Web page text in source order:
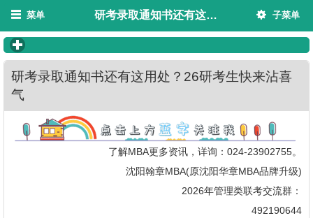
研考录取通知书还有这用处？26研考生快来沾喜气
菜单 子菜单
click to expand contents
研考录取通知书还有这用处？26研考生快来沾喜
气
了解MBA更多资讯，详询：024-23902755。
沈阳翰章MBA(原沈阳华章MBA品牌升级)
2026年管理类联考交流群：
492190644